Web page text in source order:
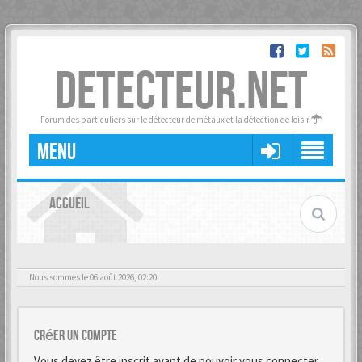
DETECTEUR.NET
Forum des particuliers sur le détecteur de métaux et la détection de loisir
MENU
ACCUEIL
Nous sommes le 06 août 2026, 02:20
Créer un Compte